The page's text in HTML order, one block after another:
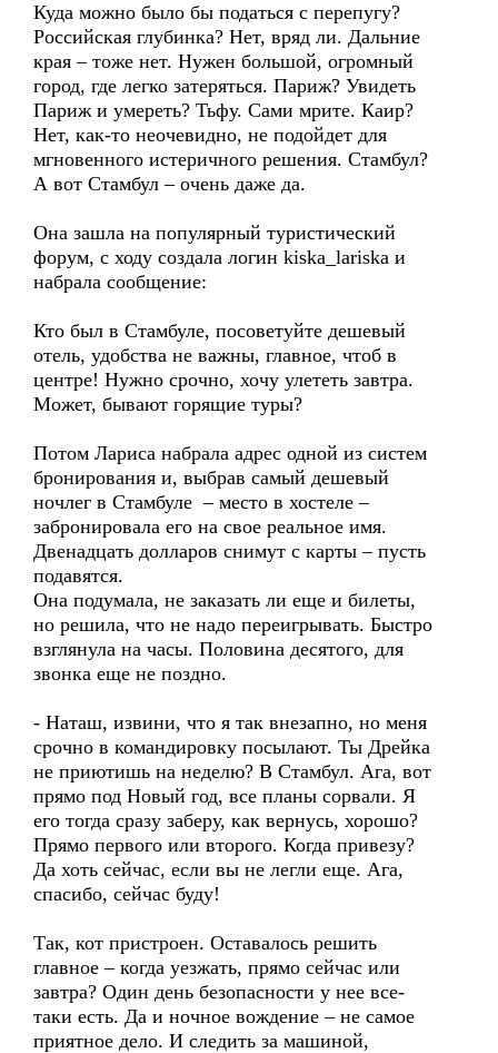
Куда можно было бы податься с перепугу?
Российская глубинка? Нет, вряд ли. Дальние
края – тоже нет. Нужен большой, огромный
город, где легко затеряться. Париж? Увидеть
Париж и умереть? Тьфу. Сами мрите. Каир?
Нет, как-то неочевидно, не подойдет для
мгновенного истеричного решения. Стамбул?
А вот Стамбул – очень даже да.
Она зашла на популярный туристический
форум, с ходу создала логин kiska_lariska и
набрала сообщение:
Кто был в Стамбуле, посоветуйте дешевый
отель, удобства не важны, главное, чтоб в
центре! Нужно срочно, хочу улететь завтра.
Может, бывают горящие туры?
Потом Лариса набрала адрес одной из систем
бронирования и, выбрав самый дешевый
ночлег в Стамбуле – место в хостеле –
забронировала его на свое реальное имя.
Двенадцать долларов снимут с карты – пусть
подавятся.
Она подумала, не заказать ли еще и билеты,
но решила, что не надо переигрывать. Быстро
взглянула на часы. Половина десятого, для
звонка еще не поздно.
- Наташ, извини, что я так внезапно, но меня
срочно в командировку посылают. Ты Дрейка
не приютишь на неделю? В Стамбул. Ага, вот
прямо под Новый год, все планы сорвали. Я
его тогда сразу заберу, как вернусь, хорошо?
Прямо первого или второго. Когда привезу?
Да хоть сейчас, если вы не легли еще. Ага,
спасибо, сейчас буду!
Так, кот пристроен. Оставалось решить
главное – когда уезжать, прямо сейчас или
завтра? Один день безопасности у нее все-
таки есть. Да и ночное вождение – не самое
приятное дело. И следить за машиной,